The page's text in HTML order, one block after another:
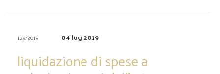
129/2019 04 lug 2019
liquidazione di spese a